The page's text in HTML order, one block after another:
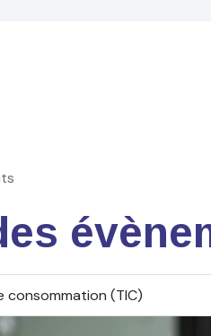
consommation (TIC)